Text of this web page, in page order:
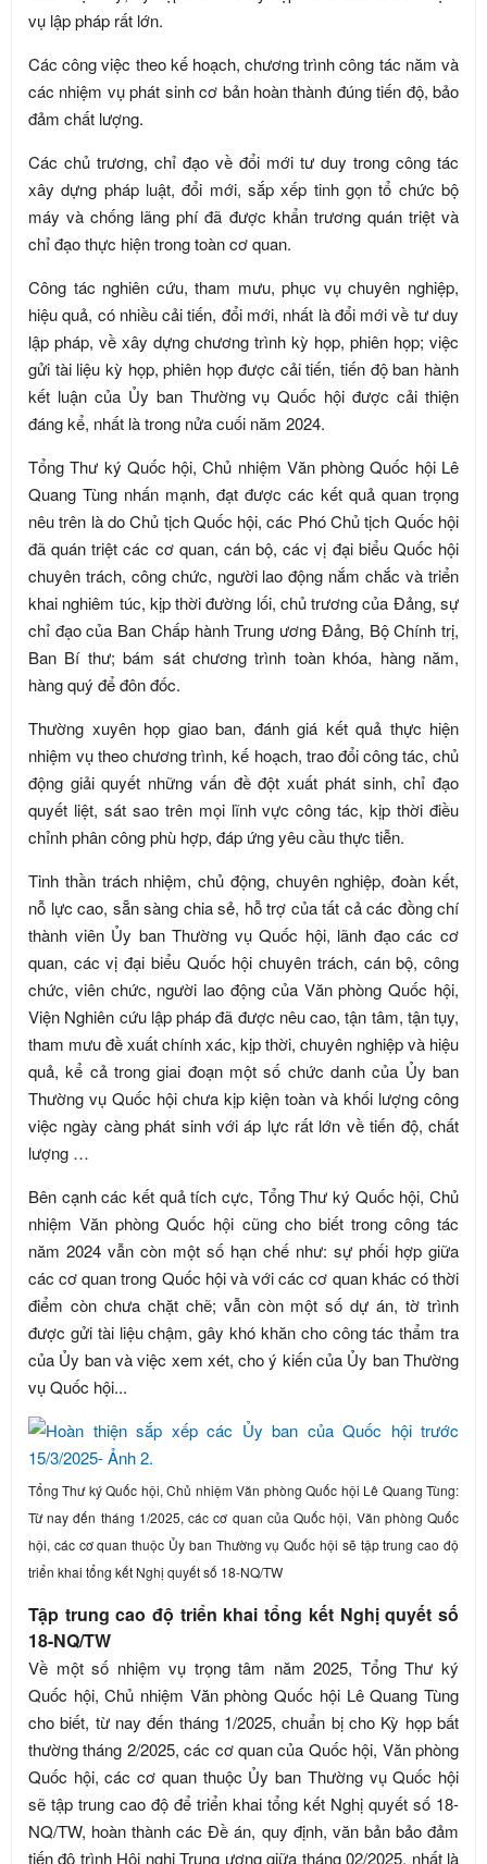
vụ lập pháp rất lớn.
Các công việc theo kế hoạch, chương trình công tác năm và
các nhiệm vụ phát sinh cơ bản hoàn thành đúng tiến độ, bảo
đảm chất lượng.
Các chủ trương, chỉ đạo về đổi mới tư duy trong công tác
xây dựng pháp luật, đổi mới, sắp xếp tinh gọn tổ chức bộ
máy và chống lãng phí đã được khẩn trương quán triệt và
chỉ đạo thực hiện trong toàn cơ quan.
Công tác nghiên cứu, tham mưu, phục vụ chuyên nghiệp,
hiệu quả, có nhiều cải tiến, đổi mới, nhất là đổi mới về tư duy
lập pháp, về xây dựng chương trình kỳ họp, phiên họp; việc
gửi tài liệu kỳ họp, phiên họp được cải tiến, tiến độ ban hành
kết luận của Ủy ban Thường vụ Quốc hội được cải thiện
đáng kể, nhất là trong nửa cuối năm 2024.
Tổng Thư ký Quốc hội, Chủ nhiệm Văn phòng Quốc hội Lê
Quang Tùng nhấn mạnh, đạt được các kết quả quan trọng
nêu trên là do Chủ tịch Quốc hội, các Phó Chủ tịch Quốc hội
đã quán triệt các cơ quan, cán bộ, các vị đại biểu Quốc hội
chuyên trách, công chức, người lao động nắm chắc và triển
khai nghiêm túc, kịp thời đường lối, chủ trương của Đảng, sự
chỉ đạo của Ban Chấp hành Trung ương Đảng, Bộ Chính trị,
Ban Bí thư; bám sát chương trình toàn khóa, hàng năm,
hàng quý để đôn đốc.
Thường xuyên họp giao ban, đánh giá kết quả thực hiện
nhiệm vụ theo chương trình, kế hoạch, trao đổi công tác, chủ
động giải quyết những vấn đề đột xuất phát sinh, chỉ đạo
quyết liệt, sát sao trên mọi lĩnh vực công tác, kịp thời điều
chỉnh phân công phù hợp, đáp ứng yêu cầu thực tiễn.
Tinh thần trách nhiệm, chủ động, chuyên nghiệp, đoàn kết,
nỗ lực cao, sẵn sàng chia sẻ, hỗ trợ của tất cả các đồng chí
thành viên Ủy ban Thường vụ Quốc hội, lãnh đạo các cơ
quan, các vị đại biểu Quốc hội chuyên trách, cán bộ, công
chức, viên chức, người lao động của Văn phòng Quốc hội,
Viện Nghiên cứu lập pháp đã được nêu cao, tận tâm, tận tụy,
tham mưu đề xuất chính xác, kịp thời, chuyên nghiệp và hiệu
quả, kể cả trong giai đoạn một số chức danh của Ủy ban
Thường vụ Quốc hội chưa kịp kiện toàn và khối lượng công
việc ngày càng phát sinh với áp lực rất lớn về tiến độ, chất
lượng …
Bên cạnh các kết quả tích cực, Tổng Thư ký Quốc hội, Chủ
nhiệm Văn phòng Quốc hội cũng cho biết trong công tác
năm 2024 vẫn còn một số hạn chế như: sự phối hợp giữa
các cơ quan trong Quốc hội và với các cơ quan khác có thời
điểm còn chưa chặt chẽ; vẫn còn một số dự án, tờ trình
được gửi tài liệu chậm, gây khó khăn cho công tác thẩm tra
của Ủy ban và việc xem xét, cho ý kiến của Ủy ban Thường
vụ Quốc hội...
Tổng Thư ký Quốc hội, Chủ nhiệm Văn phòng Quốc hội Lê Quang Tùng:
Từ nay đến tháng 1/2025, các cơ quan của Quốc hội, Văn phòng Quốc
hội, các cơ quan thuộc Ủy ban Thường vụ Quốc hội sẽ tập trung cao độ
triển khai tổng kết Nghị quyết số 18-NQ/TW
Tập trung cao độ triển khai tổng kết Nghị quyết số
18-NQ/TW
Về một số nhiệm vụ trọng tâm năm 2025, Tổng Thư ký
Quốc hội, Chủ nhiệm Văn phòng Quốc hội Lê Quang Tùng
cho biết, từ nay đến tháng 1/2025, chuẩn bị cho Kỳ họp bất
thường tháng 2/2025, các cơ quan của Quốc hội, Văn phòng
Quốc hội, các cơ quan thuộc Ủy ban Thường vụ Quốc hội
sẽ tập trung cao độ để triển khai tổng kết Nghị quyết số 18-
NQ/TW, hoàn thành các Đề án, quy định, văn bản bảo đảm
tiến độ trình Hội nghị Trung ương giữa tháng 02/2025, nhất là